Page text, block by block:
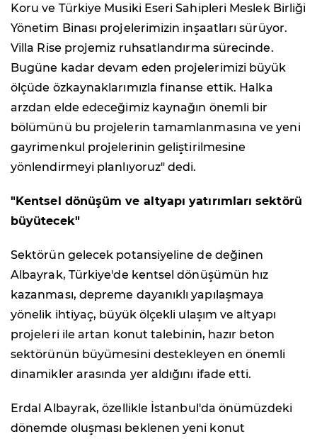
Koru ve Türkiye Musiki Eseri Sahipleri Meslek Birliği
Yönetim Binası projelerimizin inşaatları sürüyor.
Villa Rise projemiz ruhsatlandırma sürecinde.
Bugüne kadar devam eden projelerimizi büyük
ölçüde özkaynaklarımızla finanse ettik. Halka
arzdan elde edeceğimiz kaynağın önemli bir
bölümünü bu projelerin tamamlanmasına ve yeni
gayrimenkul projelerinin geliştirilmesine
yönlendirmeyi planlıyoruz" dedi.
"Kentsel dönüşüm ve altyapı yatırımları sektörü
büyütecek"
Sektörün gelecek potansiyeline de değinen
Albayrak, Türkiye'de kentsel dönüşümün hız
kazanması, depreme dayanıklı yapılaşmaya
yönelik ihtiyaç, büyük ölçekli ulaşım ve altyapı
projeleri ile artan konut talebinin, hazır beton
sektörünün büyümesini destekleyen en önemli
dinamikler arasında yer aldığını ifade etti.
Erdal Albayrak, özellikle İstanbul'da önümüzdeki
dönemde oluşması beklenen yeni konut